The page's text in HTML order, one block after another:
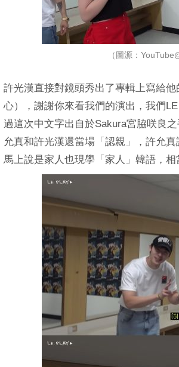
（圖源：
許光漢直接對鏡頭秀出了專輯上寫給
心），謝謝你來看我們的演出，我們
過這次中文字出自於Sakura宮脇咲良
允真和許光漢還當場「認親」，許允
馬上說是家人也現學「家人」韓語，相